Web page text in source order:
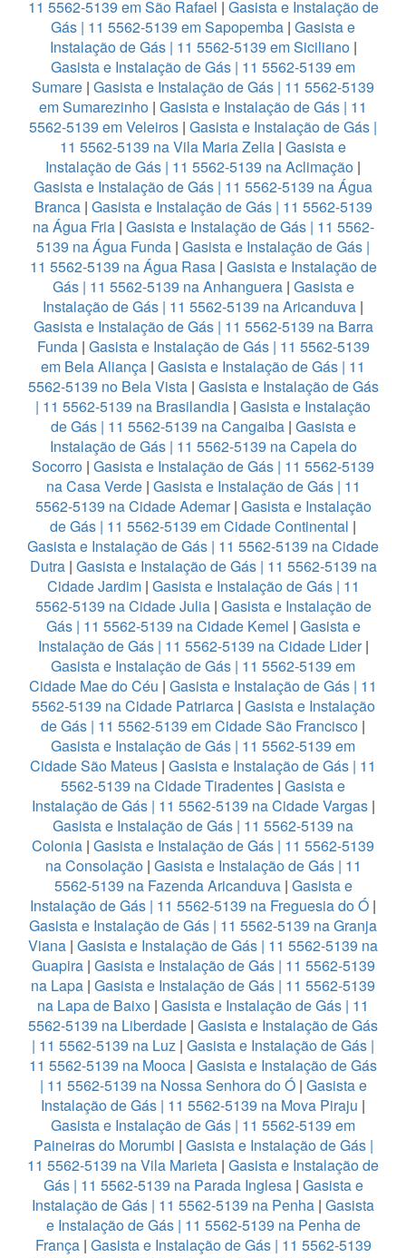
11 5562-5139 em São Rafael | Gasista e Instalação de
Gás | 11 5562-5139 em Sapopemba | Gasista e
Instalação de Gás | 11 5562-5139 em Siciliano|
Gasista e Instalação de Gás | 11 5562-5139 em
Sumare | Gasista e Instalação de Gás | 11 5562-5139
em Sumarezinho | Gasista e Instalação de Gás | 11
5562-5139 em Veleiros | Gasista e Instalação de Gás |
11 5562-5139 na Vila Maria Zelia | Gasista e
Instalação de Gás | 11 5562-5139 na Aclimação |
Gasista e Instalação de Gás | 11 5562-5139 na Água
Branca| Gasista e Instalação de Gás | 11 5562-5139
na Água Fria| Gasista e Instalação de Gás | 11 5562-
5139 na Água Funda | Gasista e Instalação de Gás |
11 5562-5139 na Água Rasa | Gasista e Instalação de
Gás | 11 5562-5139 na Anhanguera| Gasista e
Instalação de Gás | 11 5562-5139 na Aricanduva |
Gasista e Instalação de Gás | 11 5562-5139 na Barra
Funda | Gasista e Instalação de Gás | 11 5562-5139
em Bela Aliança | Gasista e Instalação de Gás | 11
5562-5139 no Bela Vista| Gasista e Instalação de Gás
| 11 5562-5139 na Brasilandia | Gasista e Instalação
de Gás | 11 5562-5139 na Cangaiba| Gasista e
Instalação de Gás | 11 5562-5139 na Capela do
Socorro | Gasista e Instalação de Gás | 11 5562-5139
na Casa Verde| Gasista e Instalação de Gás | 11
5562-5139 na Cidade Ademar| Gasista e Instalação
de Gás | 11 5562-5139 em Cidade Continental |
Gasista e Instalação de Gás | 11 5562-5139 na Cidade
Dutra | Gasista e Instalação de Gás | 11 5562-5139 na
Cidade Jardim| Gasista e Instalação de Gás | 11
5562-5139 na Cidade Julia | Gasista e Instalação de
Gás | 11 5562-5139 na Cidade Kemel | Gasista e
Instalação de Gás | 11 5562-5139 na Cidade Lider|
Gasista e Instalação de Gás | 11 5562-5139 em
Cidade Mae do Céu | Gasista e Instalação de Gás | 11
5562-5139 na Cidade Patriarca| Gasista e Instalação
de Gás | 11 5562-5139 em Cidade São Francisco |
Gasista e Instalação de Gás | 11 5562-5139 em
Cidade São Mateus | Gasista e Instalação de Gás | 11
5562-5139 na Cidade Tiradentes | Gasista e
Instalação de Gás | 11 5562-5139 na Cidade Vargas |
Gasista e Instalação de Gás | 11 5562-5139 na
Colonia | Gasista e Instalação de Gás | 11 5562-5139
na Consolação | Gasista e Instalação de Gás | 11
5562-5139 na Fazenda Aricanduva| Gasista e
Instalação de Gás | 11 5562-5139 na Freguesia do Ó |
Gasista e Instalação de Gás | 11 5562-5139 na Granja
Viana | Gasista e Instalação de Gás | 11 5562-5139 na
Guapira| Gasista e Instalação de Gás | 11 5562-5139
na Lapa | Gasista e Instalação de Gás | 11 5562-5139
na Lapa de Baixo | Gasista e Instalação de Gás | 11
5562-5139 na Liberdade | Gasista e Instalação de Gás
| 11 5562-5139 na Luz | Gasista e Instalação de Gás |
11 5562-5139 na Mooca | Gasista e Instalação de Gás
| 11 5562-5139 na Nossa Senhora do Ó| Gasista e
Instalação de Gás | 11 5562-5139 na Mova Piraju |
Gasista e Instalação de Gás | 11 5562-5139 em
Paineiras do Morumbi | Gasista e Instalação de Gás |
11 5562-5139 na Vila Marieta | Gasista e Instalação de
Gás | 11 5562-5139 na Parada Inglesa | Gasista e
Instalação de Gás | 11 5562-5139 na Penha | Gasista
e Instalação de Gás | 11 5562-5139 na Penha de
França | Gasista e Instalação de Gás | 11 5562-5139